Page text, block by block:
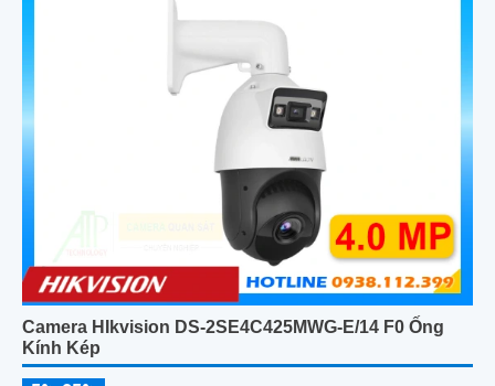
Camera HIkvision DS-2SE4C425MWG-E/14 F0 Ống
Kính Kép